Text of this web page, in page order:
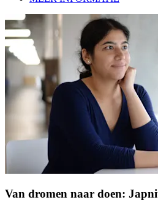
Van dromen naar doen: